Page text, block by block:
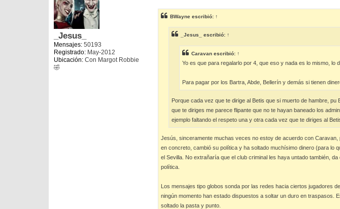
_Jesus_
Mensajes: 50193
Registrado: May-2012
Ubicación: Con Margot Robbie
🤣
a
j
e
BWayne escribió: ↑
_Jesus_ escribió: ↑
Caravan escribió: ↑
Yo es que para regalarlo por 4, que eso y nada es lo mismo, lo
Para pagar por los Bartra, Abde, Bellerín y demás si tienen
Porque cada vez que te dirige al Betis que si muerto de hambre,
que te diriges me parece flipante que no te hayan baneado los
ejemplo faltando el respeto una y otra cada vez que te diriges al
Jesús, sinceramente muchas veces no estoy de acuerdo con
en concreto, cambió su política y ha soltado muchísimo dinero (para lo
el Sevilla. No extrañaría que el club criminal les haya untado también,
política.
Los mensajes tipo globos sonda por las redes hacia ciertos jugadores
ningún momento han estado dispuestos a soltar un duro en traspasos.
soltado la pasta y punto.